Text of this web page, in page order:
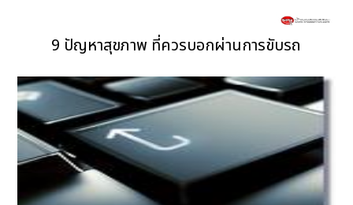
9 ปัญหาสุขภาพ ที่ควรบอกผ่านการขับรถ